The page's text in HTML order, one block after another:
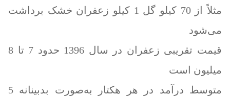
مثلاً از 70 کیلو گل 1 کیلو زعفران خشک برداشت
می‌شود
قیمت تقریبی زعفران در سال 1396 حدود 7 تا 8
میلیون است
متوسط درآمد در هر هکتار به‌صورت بدبینانه 5